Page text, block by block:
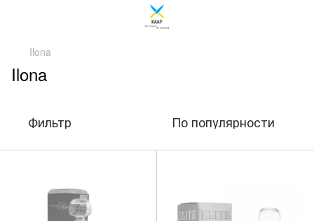
Ilona
Ilona
Фильтр По популярности